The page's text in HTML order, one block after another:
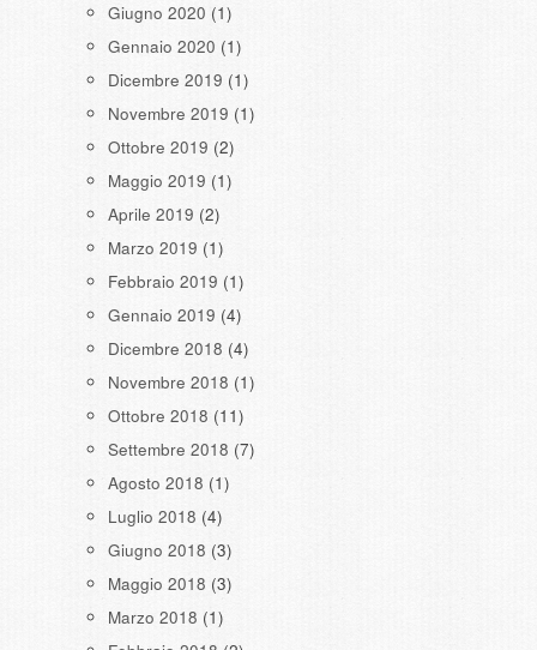
Giugno 2020 (1)
Gennaio 2020 (1)
Dicembre 2019 (1)
Novembre 2019 (1)
Ottobre 2019 (2)
Maggio 2019 (1)
Aprile 2019 (2)
Marzo 2019 (1)
Febbraio 2019 (1)
Gennaio 2019 (4)
Dicembre 2018 (4)
Novembre 2018 (1)
Ottobre 2018 (11)
Settembre 2018 (7)
Agosto 2018 (1)
Luglio 2018 (4)
Giugno 2018 (3)
Maggio 2018 (3)
Marzo 2018 (1)